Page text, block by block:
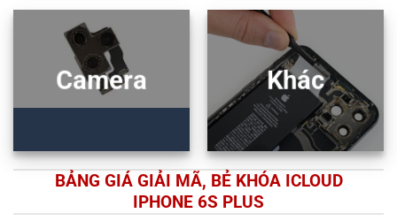
Camera Khác
BẢNG GIÁ GIẢI MÃ, BẺ KHÓA ICLOUD
IPHONE 6S PLUS